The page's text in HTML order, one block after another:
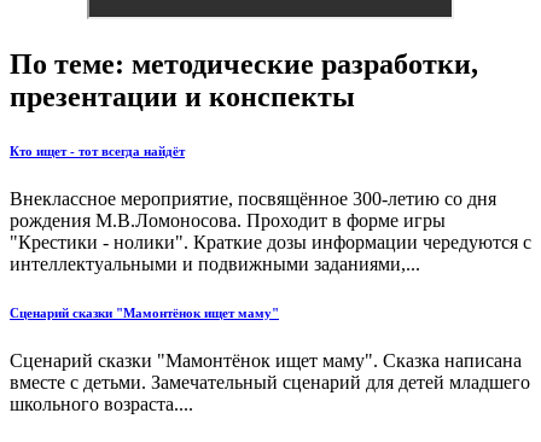
По теме: методические разработки,
презентации и конспекты
Кто ищет - тот всегда найдёт
Внеклассное мероприятие, посвящённое 300-летию со дня
рождения М.В.Ломоносова. Проходит в форме игры
"Крестики - нолики". Краткие дозы информации чередуются с
интеллектуальными и подвижными заданиями,...
Сценарий сказки "Мамонтёнок ищет маму"
Сценарий сказки "Мамонтёнок ищет маму". Сказка написана
вместе с детьми. Замечательный сценарий для детей младшего
школьного возраста....